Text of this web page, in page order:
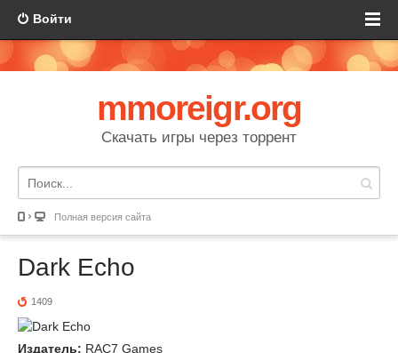
Войти
mmoreigr.org
Скачать игры через торрент
Полная версия сайта
Dark Echo
1409
Издатель: RAC7 Games